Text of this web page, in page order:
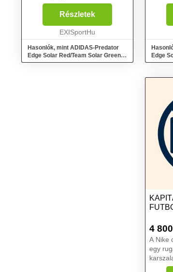
Fingersave ujjerősítés jellemzi
őket. Tartós Soft Grip Pro gumi
tenyérrel is rendelkeznek.
Tökéletes fogást és kén...
Részletek
EXISportHu
Hasonlók, mint ADIDAS-Predator
Edge Solar Red/Team Solar Green
Piros 10
őket.
Edge
Piros
4 800
A Nike
egy